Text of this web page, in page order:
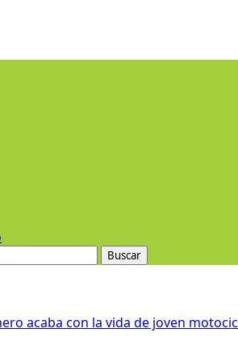
acaba con la vida de joven